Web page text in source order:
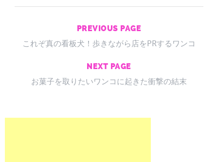
PREVIOUS PAGE
これぞ真の看板犬！歩きながら店をPRするワンコ
NEXT PAGE
お菓子を取りたいワンコに起きた衝撃の結末